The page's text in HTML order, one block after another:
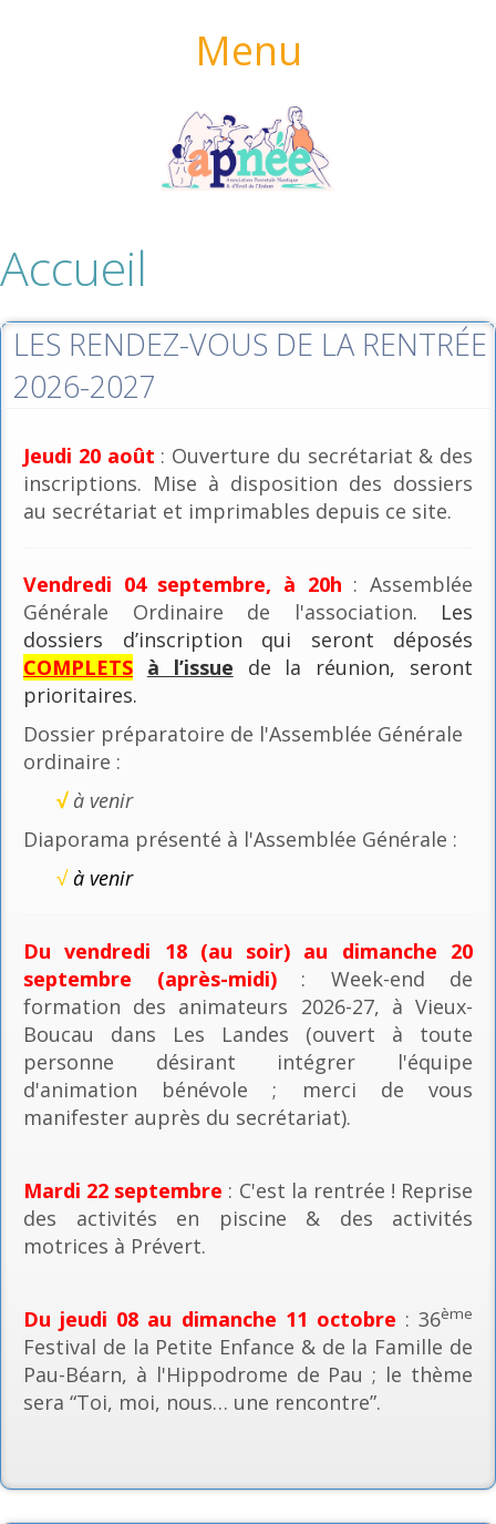
Menu
Accueil
LES RENDEZ-VOUS DE LA RENTRÉE
2026-2027
Jeudi 20 août : Ouverture du secrétariat & des
inscriptions. Mise à disposition des dossiers
au secrétariat et imprimables depuis ce site.
Vendredi 04 septembre, à 20h : Assemblée
Générale Ordinaire de l'association. Les
dossiers d’inscription qui seront déposés
COMPLETS à l’issue de la réunion, seront
prioritaires.
Dossier préparatoire de l'Assemblée Générale
ordinaire :
√ à venir
Diaporama présenté à l'Assemblée Générale :
√à venir
Du vendredi 18 (au soir) au dimanche 20
septembre (après-midi): Week-end de
formation des animateurs 2026-27, à Vieux-
Boucau dans Les Landes (ouvert à toute
personne désirant intégrer l'équipe
d'animation bénévole ; merci de vous
manifester auprès du secrétariat).
Mardi 22 septembre : C'est la rentrée ! Reprise
des activités en piscine & des activités
motrices à Prévert.
Du jeudi 08 au dimanche 11 octobre : 36ème
Festival de la Petite Enfance & de la Famille de
Pau-Béarn, à l'Hippodrome de Pau ; le thème
sera “Toi, moi, nous… une rencontre”.